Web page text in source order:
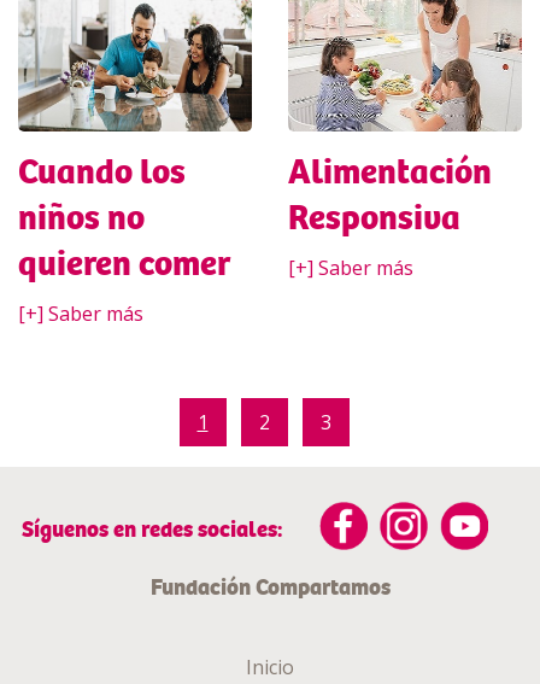
Cuando los
niños no
quieren comer
[+] Saber más
Alimentación
Responsiva
[+] Saber más
1 2 3
Síguenos en redes sociales:
Fundación Compartamos
Inicio